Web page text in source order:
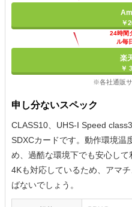
￥
24時間
ル毎
楽
￥
※各社通販
申し分ないスペック
CLASS10、UHS-I Speed
SDXCカードです。動作環境温
め、過酷な環境下でも安心して
4Kも対応しているため、アマ
ばないでしょう。